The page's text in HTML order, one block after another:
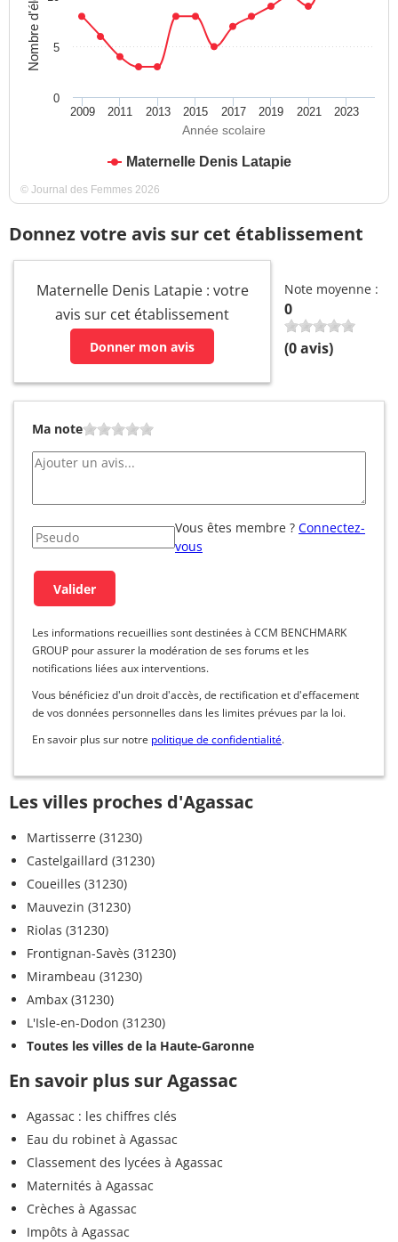
Année scolaire
Nombre d'élèves
Maternelle Denis Latapie
2009 2011 2013 2015 2017 2019 2021 2023
0
5
© Journal des Femmes 2026
Donnez votre avis sur cet établissement
Maternelle Denis Latapie : votre
avis sur cet établissement
Donner mon avis
Note moyenne :
0
(0avis)
Ma note
Vous êtes membre ? Connectez-
vous
Les informations recueillies sont destinées à CCM BENCHMARK
GROUP pour assurer la modération de ses forums et les
notifications liées aux interventions.
Vous bénéficiez d'un droit d'accès, de rectification et d'effacement
de vos données personnelles dans les limites prévues par la loi.
En savoir plus sur notre politique de confidentialité.
Les villes proches d'Agassac
Martisserre (31230)
Castelgaillard (31230)
Coueilles (31230)
Mauvezin (31230)
Riolas (31230)
Frontignan-Savès (31230)
Mirambeau (31230)
Ambax (31230)
L'Isle-en-Dodon (31230)
Toutes les villes de la Haute-Garonne
En savoir plus sur Agassac
Agassac : les chiffres clés
Eau du robinet à Agassac
Classement des lycées à Agassac
Maternités à Agassac
Crèches à Agassac
Impôts à Agassac